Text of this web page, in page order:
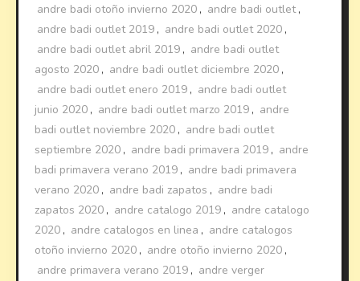
andre badi otoño invierno 2020 , andre badi outlet,
andre badi outlet 2019 , andre badi outlet 2020 ,
andre badi outlet abril 2019 , andre badi outlet
agosto 2020 , andre badi outlet diciembre 2020 ,
andre badi outlet enero 2019 , andre badi outlet
junio 2020 , andre badi outlet marzo 2019 , andre
badi outlet noviembre 2020 , andre badi outlet
septiembre 2020 , andre badi primavera 2019 , andre
badi primavera verano 2019 , andre badi primavera
verano 2020 , andre badi zapatos , andre badi
zapatos 2020 , andre catalogo 2019 , andre catalogo
2020 , andre catalogos en linea , andre catalogos
otoño invierno 2020 , andre otoño invierno 2020 ,
andre primavera verano 2019 , andre verger